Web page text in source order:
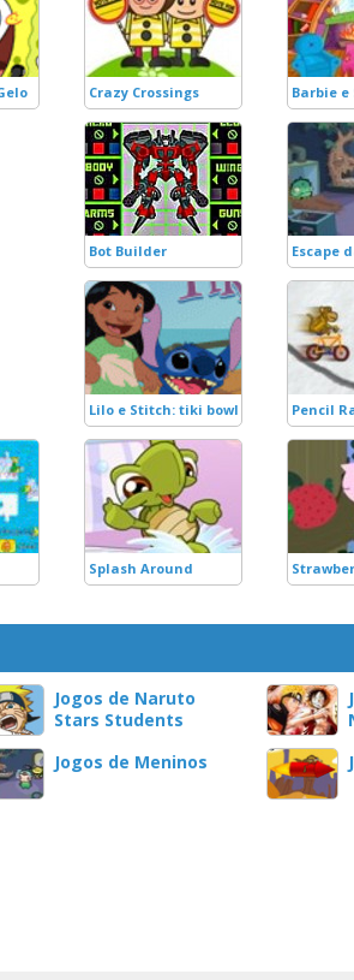
Crazy Crossings Barbie e
Bot Builder Escape
Lilo e Stitch: tiki bowl Pencil
Splash Around
Jogos de Naruto
Stars Students
Jogos de Meninos